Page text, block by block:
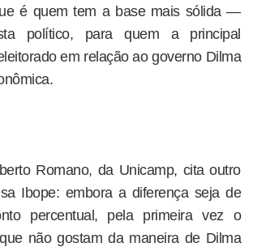
é quem tem a base mais sólida —
político, para quem a principal
em relação ao governo Dilma
Romano, da Unicamp, cita outro
Ibope: embora a diferença seja de
percentual, pela primeira vez o
não gostam da maneira de Dilma